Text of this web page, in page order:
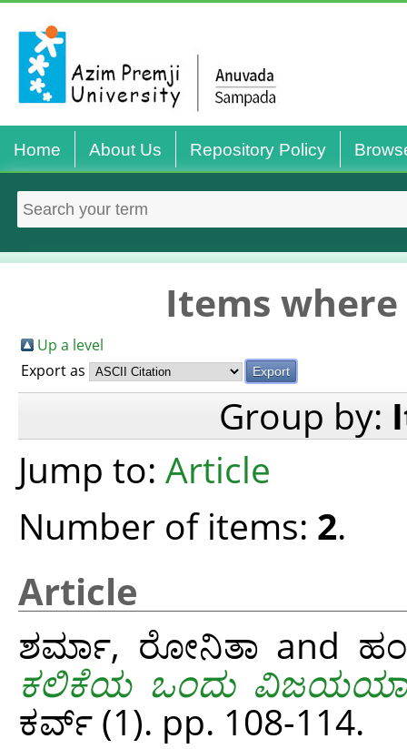
Home About Us Repository Policy
Items
Up a level
Export as
Group by:
Jump to: Article
Number of items: 2.
Article
ಶರ್ಮಾ, ರೋನಿತಾ and
ಕಲಿಕೆಯ ಒಂದು
ಕರ್ವ್ (1). pp. 108-114.